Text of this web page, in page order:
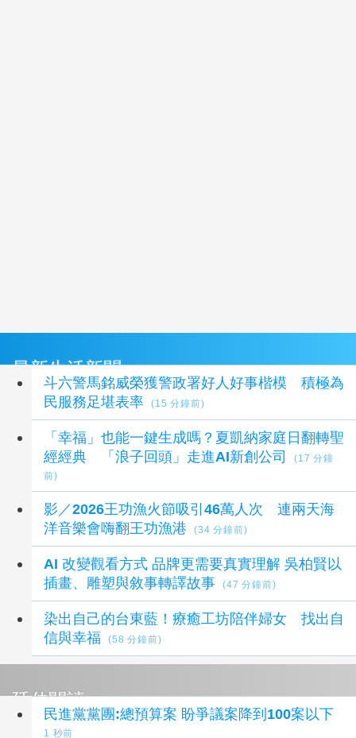
最新生活新聞
斗六警馬銘威榮獲警政署好人好事楷模 積極為
民服務足堪表率
(15 分鐘前)
「幸福」也能一鍵生成嗎？夏凱納家庭日翻轉聖
經經典 「浪子回頭」走進AI新創公司
(17 分鐘
前)
影／2026王功漁火節吸引46萬人次 連兩天海
洋音樂會嗨翻王功漁港
(34 分鐘前)
AI 改變觀看方式 品牌更需要真實理解 吳柏賢以
插畫、雕塑與敘事轉譯故事
(47 分鐘前)
染出自己的台東藍！療癒工坊陪伴婦女 找出自
信與幸福
(58 分鐘前)
延伸閱讀
民進黨黨團:總預算案 盼爭議案降到100案以下
1 秒前